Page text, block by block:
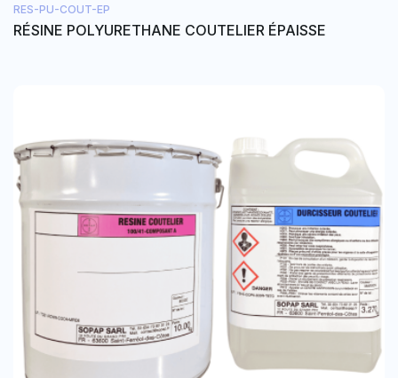
RES-PU-COUT-EP
RÉSINE POLYURETHANE COUTELIER ÉPAISSE